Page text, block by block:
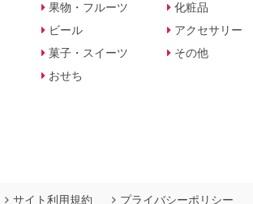
果物・フルーツ
ビール
菓子・スイーツ
おせち
化粧品
アクセサリー
その他
サイト利用規約 プライバシーポリシー